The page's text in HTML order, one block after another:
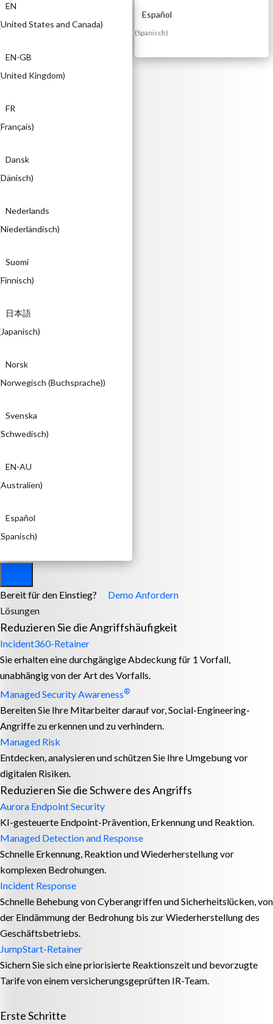
Español
(Spanisch)
EN
United States and Canada)
EN-GB
United Kingdom)
FR
Français)
Dansk
Dänisch)
Nederlands
Niederländisch)
Suomi
Finnisch)
日本語
Japanisch)
Norsk
Norwegisch (Buchsprache))
Svenska
Schwedisch)
EN-AU
Australien)
Español
Spanisch)
Bereit für den Einstieg? Demo Anfordern
Lösungen
Reduzieren Sie die Angriffshäufigkeit
Incident360-Retainer
Sie erhalten eine durchgängige Abdeckung für 1 Vorfall,
unabhängig von der Art des Vorfalls.
Managed Security Awareness®
Bereiten Sie Ihre Mitarbeiter darauf vor, Social-Engineering-
Angriffe zu erkennen und zu verhindern.
Managed Risk
Entdecken, analysieren und schützen Sie Ihre Umgebung vor
digitalen Risiken.
Reduzieren Sie die Schwere des Angriffs
Aurora Endpoint Security
KI-gesteuerte Endpoint-Prävention, Erkennung und Reaktion.
Managed Detection and Response
Schnelle Erkennung, Reaktion und Wiederherstellung vor
komplexen Bedrohungen.
Incident Response
Schnelle Behebung von Cyberangriffen und Sicherheitslücken, von
der Eindämmung der Bedrohung bis zur Wiederherstellung des
Geschäftsbetriebs.
JumpStart-Retainer
Sichern Sie sich eine priorisierte Reaktionszeit und bevorzugte
Tarife von einem versicherungsgeprüften IR-Team.
Erste Schritte